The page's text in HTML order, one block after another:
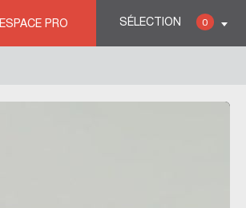
SÉLECTION 0
ESPACE PRO